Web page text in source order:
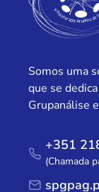
Somos uma
que se
Grupanálise
+351
(Chamada